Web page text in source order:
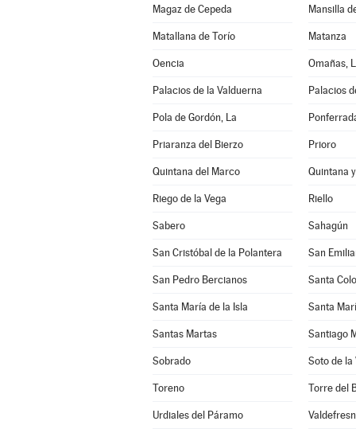
Magaz de Cepeda Mansilla
Matallana de Torío Matanza
Oencia Omañas,
Palacios de la Valduerna Palacios
Pola de Gordón, La
Priaranza del Bierzo Prioro
Quintana del Marco Quintana
Riego de la Vega Riello
Sabero Sahagún
San Cristóbal de la Polantera San
San Pedro Bercianos Santa
Santa María de la Isla Santa
Santas Martas Santiago
Sobrado Soto de la
Toreno Torre del
Urdiales del Páramo